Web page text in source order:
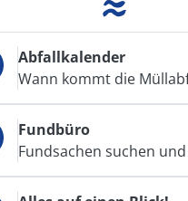
Abfallkalender
Wann kommt die
Fundbüro
Fundsachen suchen